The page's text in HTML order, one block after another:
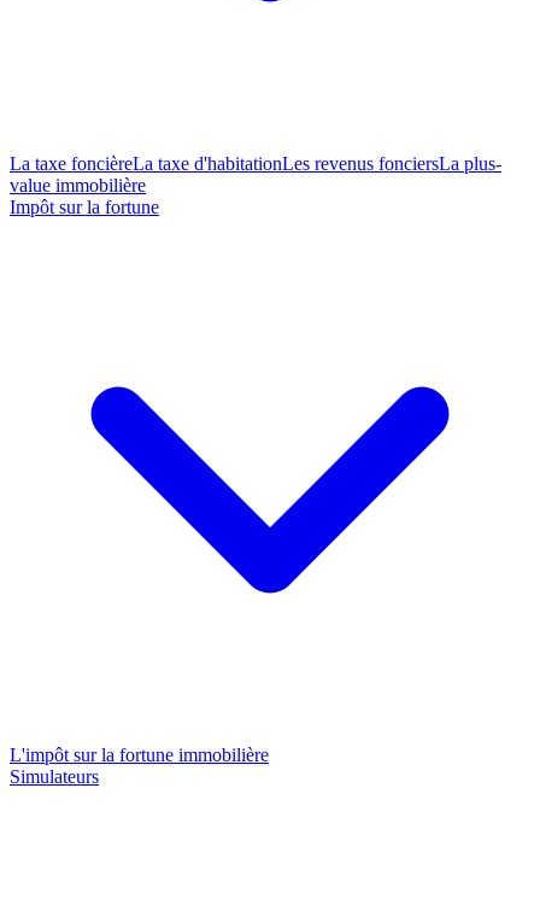
La taxe foncièreLa taxe d'habitationLes revenus fonciersLa plus-
value immobilière
Impôt sur la fortune
L'impôt sur la fortune immobilière
Simulateurs